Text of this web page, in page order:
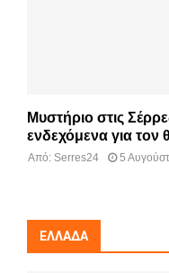
Μυστήριο στις
ενδεχόμενα για τον
Από: Serres24 5
ΕΛΛΆΔΑ